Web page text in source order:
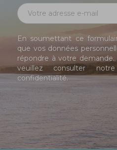
En soumettant ce
que vos données
répondre à votre demande.
veuillez consulter
confidentialité.